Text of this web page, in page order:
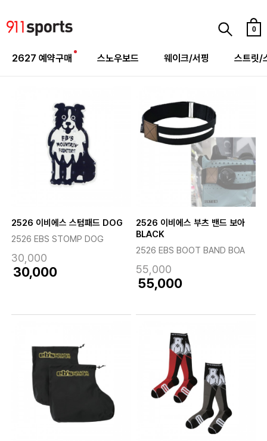
0
2627 예약구매 스노우보드 웨이크/서핑 스트릿/
2526 이비에스 스텀패드 DOG
2526 EBS STOMP DOG
30,000
30,000
2526 이비에스 부츠 밴드 보아
BLACK
2526 EBS BOOT BAND BOA
55,000
55,000